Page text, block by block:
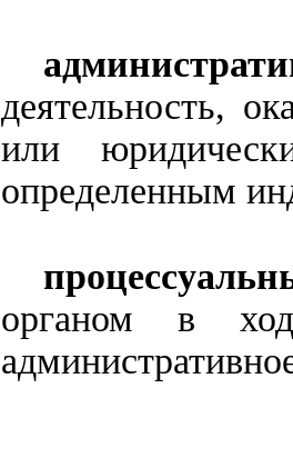
деятельность,
или
определенным
органом в